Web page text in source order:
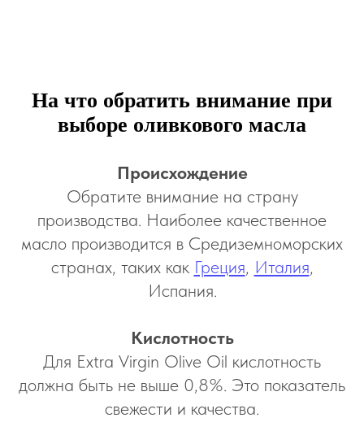
На что обратить внимание при
выборе оливкового масла
Происхождение
Обратите внимание на страну
производства. Наиболее качественное
масло производится в Средиземноморских
странах, таких как Греция, Италия,
Испания.
Кислотность
Для Extra Virgin Olive Oil кислотность
должна быть не выше 0,8%. Это показатель
свежести и качества.